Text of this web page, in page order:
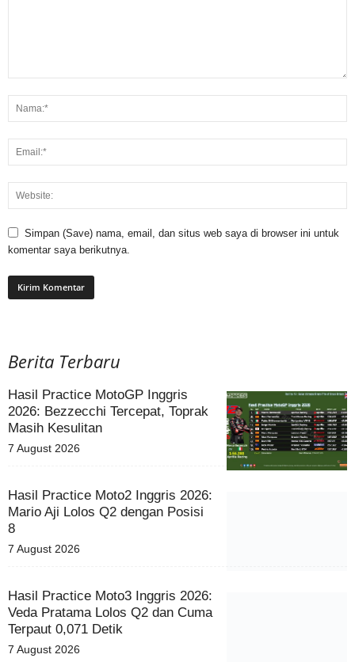
Simpan (Save) nama, email, dan situs web saya di browser ini untuk
komentar saya berikutnya.
Berita Terbaru
Hasil Practice MotoGP Inggris
2026: Bezzecchi Tercepat, Toprak
Masih Kesulitan
7 August 2026
Hasil Practice Moto2 Inggris 2026:
Mario Aji Lolos Q2 dengan Posisi
8
7 August 2026
Hasil Practice Moto3 Inggris 2026:
Veda Pratama Lolos Q2 dan Cuma
Terpaut 0,071 Detik
7 August 2026